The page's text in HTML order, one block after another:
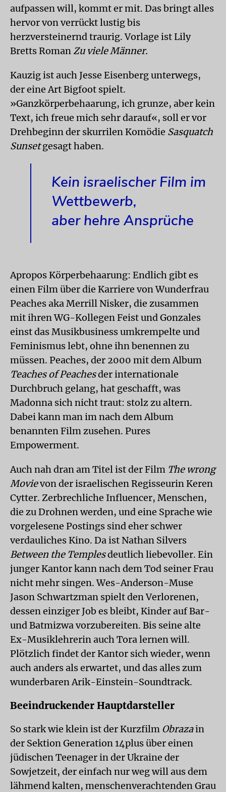
aufpassen will, kommt er mit. Das bringt alles
hervor von verrückt lustig bis
herzversteinernd traurig. Vorlage ist Lily
Bretts Roman Zu viele Männer.
Kauzig ist auch Jesse Eisenberg unterwegs,
der eine Art Bigfoot spielt.
»Ganzkörperbehaarung, ich grunze, aber kein
Text, ich freue mich sehr darauf«, soll er vor
Drehbeginn der skurrilen Komödie Sasquatch
Sunsetgesagt haben.
Kein israelischer Film im
Wettbewerb,
aber hehre Ansprüche
Apropos Körperbehaarung: Endlich gibt es
einen Film über die Karriere von Wunderfrau
Peaches aka Merrill Nisker, die zusammen
mit ihren WG-Kollegen Feist und Gonzales
einst das Musikbusiness umkrempelte und
Feminismus lebt, ohne ihn benennen zu
müssen. Peaches, der 2000 mit dem Album
Teaches of Peachesder internationale
Durchbruch gelang, hat geschafft, was
Madonna sich nicht traut: stolz zu altern.
Dabei kann man im nach dem Album
benannten Film zusehen. Pures
Empowerment.
Auch nah dran am Titel ist der Film The wrong
Movievon der israelischen Regisseurin Keren
Cytter. Zerbrechliche Influencer, Menschen,
die zu Drohnen werden, und eine Sprache wie
vorgelesene Postings sind eher schwer
verdauliches Kino. Da ist Nathan Silvers
Between the Templesdeutlich liebevoller. Ein
junger Kantor kann nach dem Tod seiner Frau
nicht mehr singen. Wes-Anderson-Muse
Jason Schwartzman spielt den Verlorenen,
dessen einziger Job es bleibt, Kinder auf Bar-
und Batmizwa vorzubereiten. Bis seine alte
Ex-Musiklehrerin auch Tora lernen will.
Plötzlich findet der Kantor sich wieder, wenn
auch anders als erwartet, und das alles zum
wunderbaren Arik-Einstein-Soundtrack.
Beeindruckender Hauptdarsteller
So stark wie klein ist der Kurzfilm Obrazain
der Sektion Generation 14plus über einen
jüdischen Teenager in der Ukraine der
Sowjetzeit, der einfach nur weg will aus dem
lähmend kalten, menschenverachtenden Grau